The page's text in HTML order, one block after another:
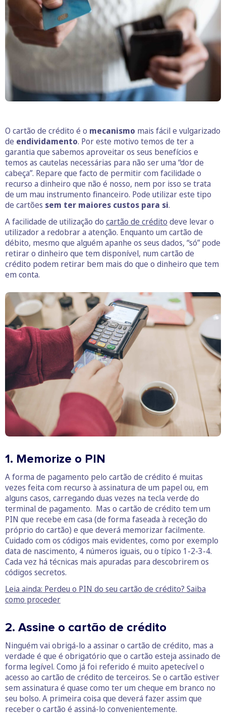
O cartão de crédito é o mecanismo mais fácil e vulgarizado
de endividamento. Por este motivo temos de ter a
garantia que sabemos aproveitar os seus benefícios e
temos as cautelas necessárias para não ser uma “dor de
cabeça”. Repare que facto de permitir com facilidade o
recurso a dinheiro que não é nosso, nem por isso se trata
de um mau instrumento financeiro. Pode utilizar este tipo
de cartões sem ter maiores custos para si.
A facilidade de utilização do cartão de crédito deve levar o
utilizador a redobrar a atenção. Enquanto um cartão de
débito, mesmo que alguém apanhe os seus dados, “só” pode
retirar o dinheiro que tem disponível, num cartão de
crédito podem retirar bem mais do que o dinheiro que tem
em conta.
1. Memorize o PIN
A forma de pagamento pelo cartão de crédito é muitas
vezes feita com recurso à assinatura de um papel ou, em
alguns casos, carregando duas vezes na tecla verde do
terminal de pagamento. Mas o cartão de crédito tem um
PIN que recebe em casa (de forma faseada à receção do
próprio do cartão) e que deverá memorizar facilmente.
Cuidado com os códigos mais evidentes, como por exemplo
data de nascimento, 4 números iguais, ou o típico 1-2-3-4.
Cada vez há técnicas mais apuradas para descobrirem os
códigos secretos.
Leia ainda: Perdeu o PIN do seu cartão de crédito? Saiba
como proceder
2. Assine o cartão de crédito
Ninguém vai obrigá-lo a assinar o cartão de crédito, mas a
verdade é que é obrigatório que o cartão esteja assinado de
forma legível. Como já foi referido é muito apetecível o
acesso ao cartão de crédito de terceiros. Se o cartão estiver
sem assinatura é quase como ter um cheque em branco no
seu bolso. A primeira coisa que deverá fazer assim que
receber o cartão é assiná-lo convenientemente.